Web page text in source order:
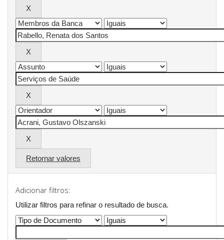
Retornar valores
Adicionar filtros:
Utilizar filtros para refinar o resultado de busca.